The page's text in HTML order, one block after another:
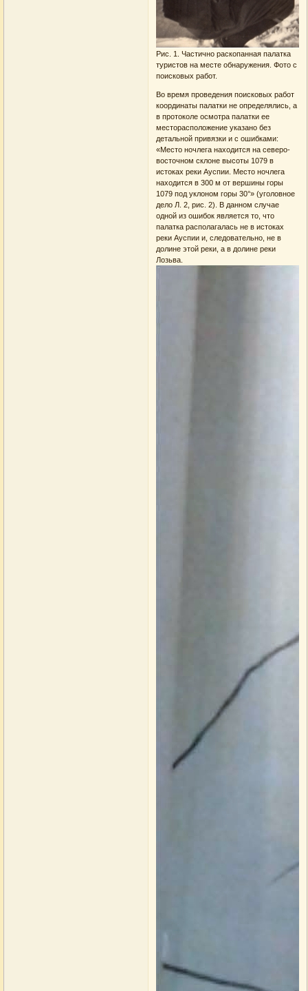
Рис. 1. Частично раскопанная палатка
туристов на месте обнаружения. Фото с
поисковых работ.
Во время проведения поисковых работ
координаты палатки не определялись, а
в протоколе осмотра палатки ее
месторасположение указано без
детальной привязки и с ошибками:
«Место ночлега находится на северо-
восточном склоне высоты 1079 в
истоках реки Ауспии. Место ночлега
находится в 300 м от вершины горы
1079 под уклоном горы 30°» (уголовное
дело Л. 2, рис. 2). В данном случае
одной из ошибок является то, что
палатка располагалась не в истоках
реки Ауспии и, следовательно, не в
долине этой реки, а в долине реки
Лозьва.